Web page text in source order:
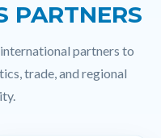
PARTNERS
partners to
trade, and regional